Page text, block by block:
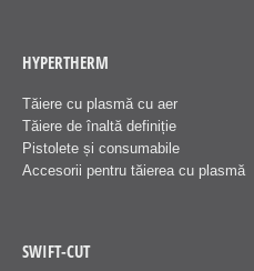
HYPERTHERM
Tăiere cu plasmă cu aer
Tăiere de înaltă definiție
Pistolete și consumabile
Accesorii pentru tăierea cu plasmă
SWIFT-CUT